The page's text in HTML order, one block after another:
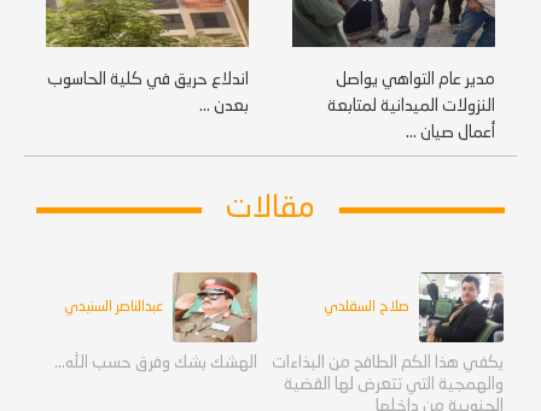
مدير عام التواهي يواصل
النزولات الميدانية لمتابعة
أعمال صيان ...
اندلاع حريق في كلية الحاسوب
بعدن ...
مقالات
صلاح السقلدي
يكفي هذا الكم الطافح من البذاءات
والهمجية التي تتعرض لها القضية
الجنوبية من داخلها
عبدالناصر السنيدي
الهشك بشك وفرق حسب الله...